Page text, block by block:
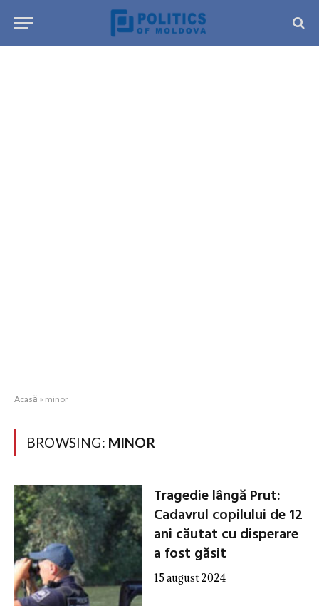
Acasă » minor
BROWSING: MINOR
Tragedie lângă Prut:
Cadavrul copilului de 12
ani căutat cu disperare
a fost găsit
15 august 2024